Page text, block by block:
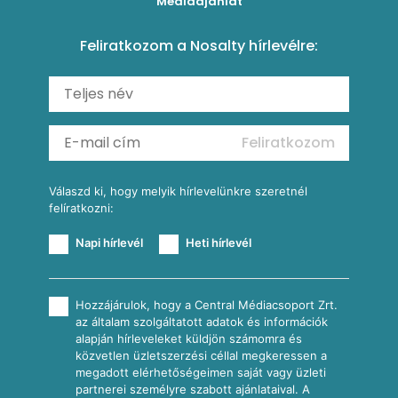
Carbonara
Shakshuka
Ratatouille
Mexikói húsleves kukorica salsával
Almás-kéksajtos kukoricasaláta
Köretek
Reggeli receptek
Feliratkozom a Nosalty hírlevélre:
Feliratkozom
Válaszd ki, hogy melyik hírlevelünkre szeretnél
felíratkozni:
Napi hírlevél Heti hírlevél
Hozzájárulok, hogy a Central Médiacsoport Zrt.
az általam szolgáltatott adatok és információk
alapján hírleveleket küldjön számomra és
közvetlen üzletszerzési céllal megkeressen a
megadott elérhetőségeimen saját vagy üzleti
partnerei személyre szabott ajánlataival. A